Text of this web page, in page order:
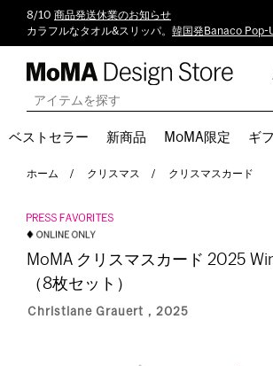
8/10 商品発送休業のお知らせ
カラフルなタオル&スリッパ。 韓国発Banaco Pop-
ベストセラー 新商品 MoMA限定 ギ
ホーム クリスマス クリスマスカード
MoMA クリスマスカード 2025
（8枚セット）
Christiane Grauert，2025